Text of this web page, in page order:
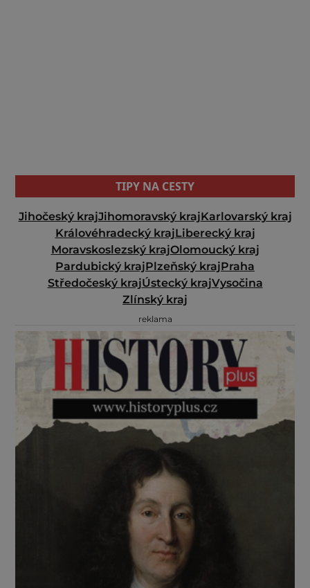
TIPY NA CESTY
Jihočeský krajJihomoravský krajKarlovarský kraj
Královéhradecký krajLiberecký kraj
Moravskoslezský krajOlomoucký kraj
Pardubický krajPlzeňský krajPraha
Středočeský krajÚstecký krajVysočina
Zlínský kraj
reklama